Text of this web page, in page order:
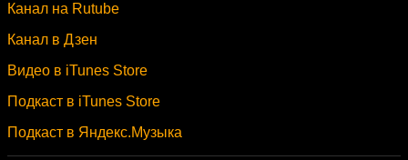
Канал на Rutube
Канал в Дзен
Видео в iTunes Store
Подкаст в iTunes Store
Подкаст в Яндекс.Музыка